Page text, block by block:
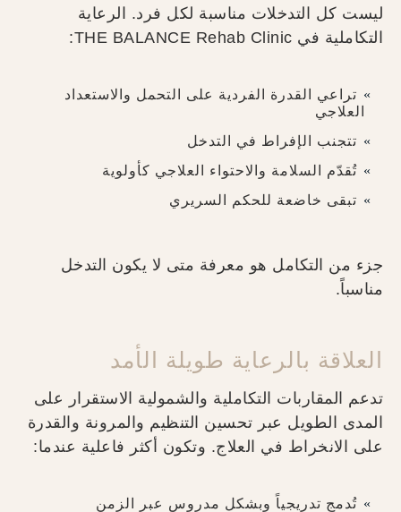
ليست كل التدخلات مناسبة لكل فرد. الرعاية
التكاملية في THE BALANCE Rehab Clinic:
تراعي القدرة الفردية على التحمل والاستعداد
العلاجي
تتجنب الإفراط في التدخل
تُقدّم السلامة والاحتواء العلاجي كأولوية
تبقى خاضعة للحكم السريري
جزء من التكامل هو معرفة متى لا يكون التدخل
مناسباً.
العلاقة بالرعاية طويلة الأمد
تدعم المقاربات التكاملية والشمولية الاستقرار على
المدى الطويل عبر تحسين التنظيم والمرونة والقدرة
على الانخراط في العلاج. وتكون أكثر فاعلية عندما:
تُدمج تدريجياً وبشكل مدروس عبر الزمن